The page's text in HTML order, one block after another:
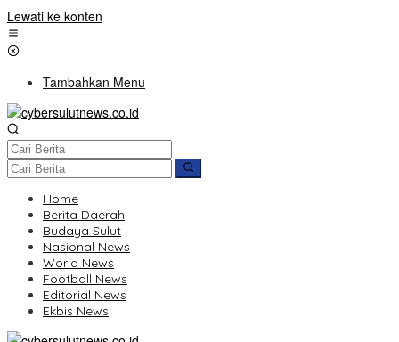
Lewati ke konten
Tambahkan Menu
Home
Berita Daerah
Budaya Sulut
Nasional News
World News
Football News
Editorial News
Ekbis News